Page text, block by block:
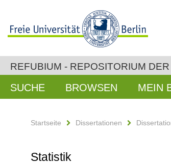
REFUBIUM - REPOSITORIUM
SUCHE BROWSEN MEIN
Startseite Dissertationen
Statistik